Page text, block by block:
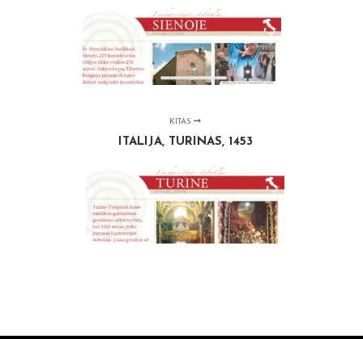
KITAS
ITALIJA, TURINAS, 1453